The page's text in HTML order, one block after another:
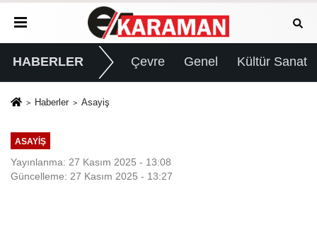
HABERLER Çevre Genel Kültür Sanat
Haberler Asayiş
ASAYIŞ
Yayınlanma: 27 Kasım 2025 - 13:08
Güncelleme: 27 Kasım 2025 - 13:27